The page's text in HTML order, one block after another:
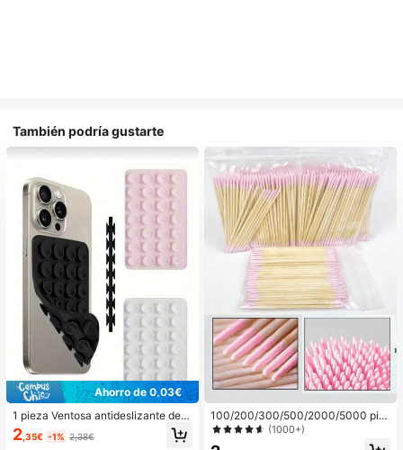
También podría gustarte
Ahorro de 0,03€
1 pieza Ventosa antideslizante de si
licona para teléfono, 28 piezas Vent
osas de silicona (almohadillas auto
2 ,35€ -1% 2,38€
100/200/300/500/2000/5000 pie
zas/20 piezas Palitos aplicadores d
e esmalte de uñas de doble extrem
(1000+)